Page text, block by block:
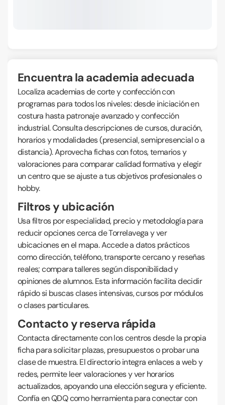
Encuentra la academia adecuada
Localiza academias de corte y confección con
programas para todos los niveles: desde iniciación en
costura hasta patronaje avanzado y confección
industrial. Consulta descripciones de cursos, duración,
horarios y modalidades (presencial, semipresencial o a
distancia). Aprovecha fichas con fotos, temarios y
valoraciones para comparar calidad formativa y elegir
un centro que se ajuste a tus objetivos profesionales o
hobby.
Filtros y ubicación
Usa filtros por especialidad, precio y metodología para
reducir opciones cerca de Torrelavega y ver
ubicaciones en el mapa. Accede a datos prácticos
como dirección, teléfono, transporte cercano y reseñas
reales; compara talleres según disponibilidad y
opiniones de alumnos. Esta información facilita decidir
rápido si buscas clases intensivas, cursos por módulos
o clases particulares.
Contacto y reserva rápida
Contacta directamente con los centros desde la propia
ficha para solicitar plazas, presupuestos o probar una
clase de muestra. El directorio integra enlaces a web y
redes, permite leer valoraciones y ver horarios
actualizados, apoyando una elección segura y eficiente.
Confía en QDQ como herramienta para conectar con